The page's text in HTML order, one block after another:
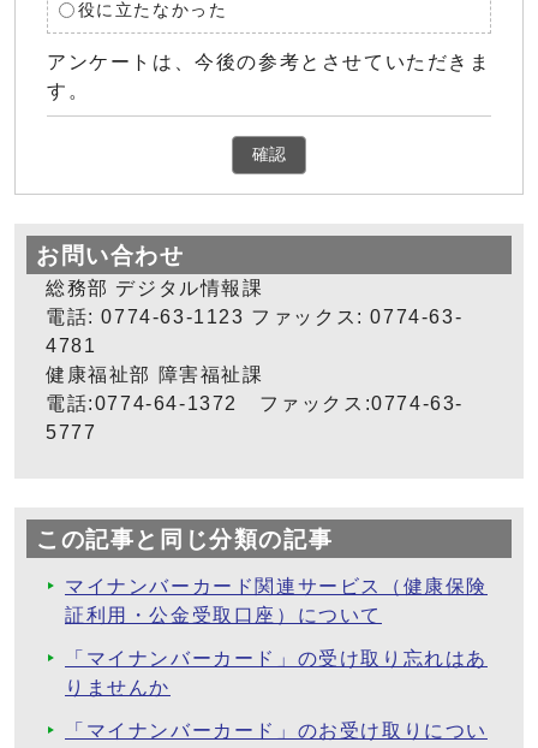
役に立たなかった
アンケートは、今後の参考とさせていただきま
す。
確認
お問い合わせ
総務部 デジタル情報課
電話: 0774-63-1123 ファックス: 0774-63-
4781
健康福祉部 障害福祉課
電話:0774-64-1372 ファックス:0774-63-
5777
この記事と同じ分類の記事
マイナンバーカード関連サービス（健康保険
証利用・公金受取口座）について
「マイナンバーカード」の受け取り忘れはあ
りませんか
「マイナンバーカード」のお受け取りについ